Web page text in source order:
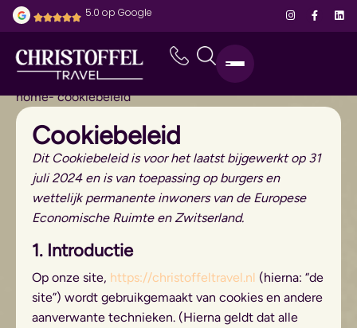
5.0 op Google
home- cookiebeleid
Cookiebeleid
Dit Cookiebeleid is voor het laatst bijgewerkt op 31
juli 2024 en is van toepassing op burgers en
wettelijk permanente inwoners van de Europese
Economische Ruimte en Zwitserland.
1. Introductie
Op onze site, https://christoffeltravel.nl (hierna: “de
site”) wordt gebruikgemaakt van cookies en andere
aanverwante technieken. (Hierna geldt dat alle